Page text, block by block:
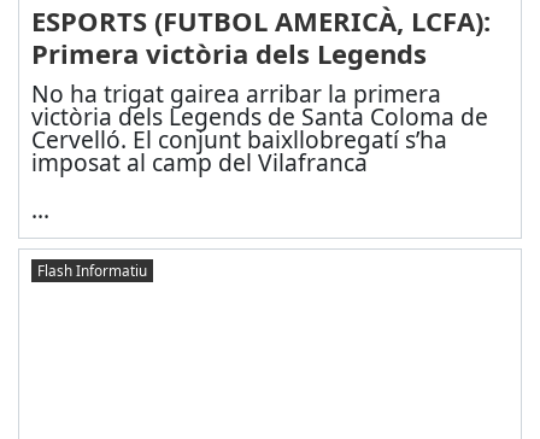
ESPORTS (FUTBOL AMERICÀ, LCFA):
Primera victòria dels Legends
No ha trigat gairea arribar la primera
victòria dels Legends de Santa Coloma de
Cervelló. El conjunt baixllobregatí s’ha
imposatal camp del Vilafranca
...
Flash Informatiu